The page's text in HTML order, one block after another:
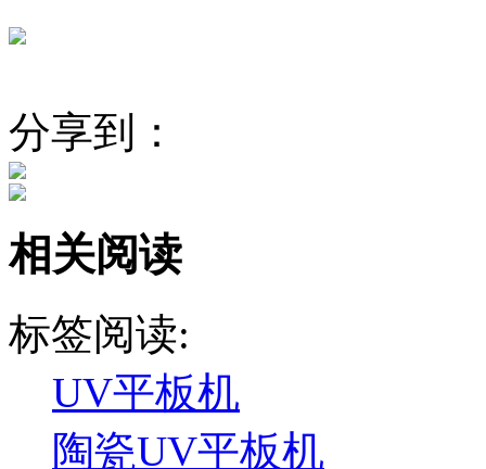
分享到：
相关阅读
标签阅读:
UV平板机
陶瓷UV平板机